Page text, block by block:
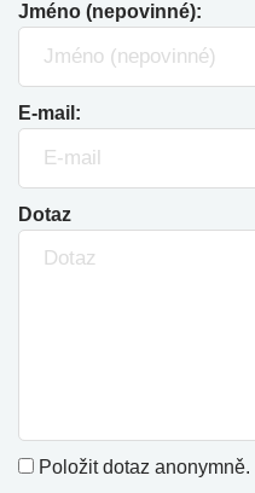
Jméno (nepovinné):
E-mail:
Dotaz
Položit dotaz anonymně.